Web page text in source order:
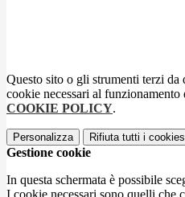
Questo sito o gli strumenti terzi
cookie necessari al
COOKIE POLICY.
Personalizza Rifiuta tutti i cookies
Gestione cookie
In questa schermata è possibile
I cookie necessari sono quelli che